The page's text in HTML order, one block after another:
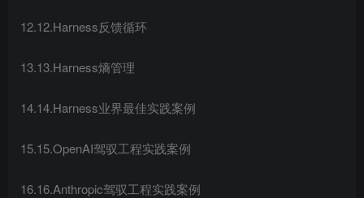
12.12.Harness反馈循环
13.13.Harness熵管理
14.14.Harness业界最佳实践案例
15.15.OpenAI驾驭工程实践案例
16.16.Anthropic驾驭工程实践案例